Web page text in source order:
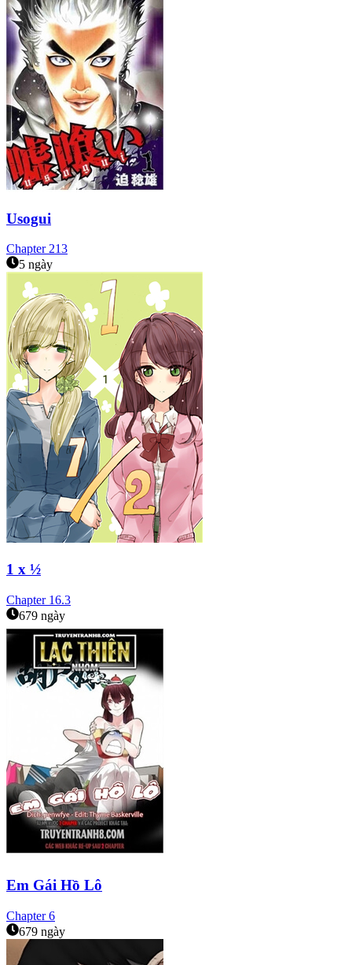
Usogui
Chapter 213
5 ngày
1 x ½
Chapter 16.3
679 ngày
Em Gái Hồ Lô
Chapter6
679 ngày